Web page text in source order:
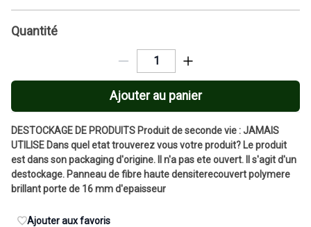
Quantité
Ajouter au panier
DESTOCKAGE DE PRODUITS Produit de seconde vie : JAMAIS
UTILISE Dans quel etat trouverez vous votre produit? Le produit
est dans son packaging d'origine. Il n'a pas ete ouvert. Il s'agit d'un
destockage. Panneau de fibre haute densiterecouvert polymere
brillant porte de 16 mm d'epaisseur
Ajouter aux favoris